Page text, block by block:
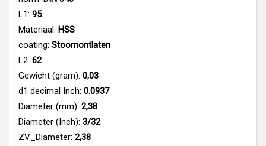
L1: 95
Materiaal: HSS
coating: Stoomontlaten
L2: 62
Gewicht (gram): 0,03
d1 decimal Inch: 0.0937
Diameter (mm): 2,38
Diameter (Inch): 3/32
ZV_Diameter: 2,38